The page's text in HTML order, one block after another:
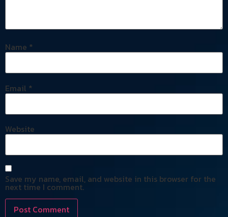
Name *
Email *
Website
Save my name, email, and website in this browser for the
next time I comment.